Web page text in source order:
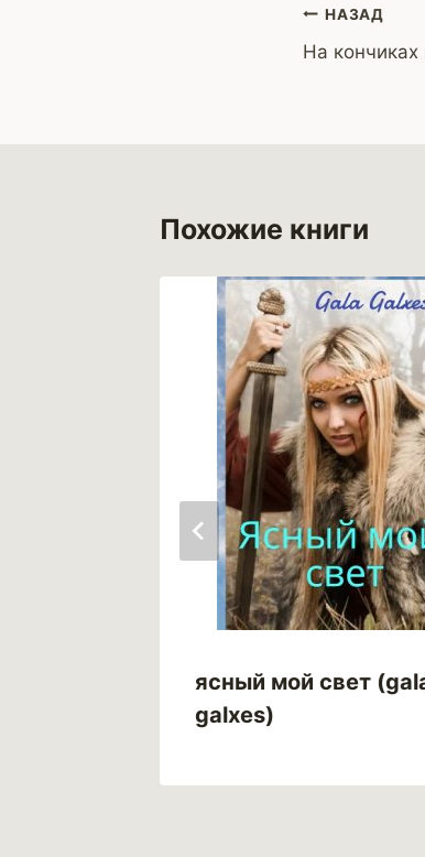
по
НАЗАД
На кончиках
Похожие книги
ясный мой свет
galxes)